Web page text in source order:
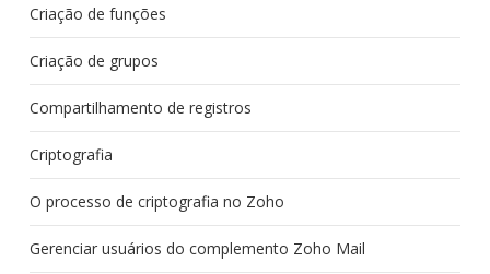
Criação de funções
Criação de grupos
Compartilhamento de registros
Criptografia
O processo de criptografia no Zoho
Gerenciar usuários do complemento Zoho Mail